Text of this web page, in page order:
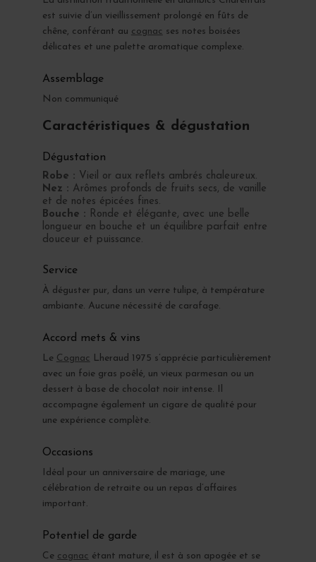
est suivie d’un vieillissement prolongé en fûts de
chêne, conférant au cognac ses notes boisées
délicates et une palette aromatique complexe.
Assemblage
Non communiqué
Caractéristiques & dégustation
Dégustation
Robe : Vieil or aux reflets ambrés chaleureux.
Nez : Arômes profonds de fruits secs, de vanille
et de notes épicées fines.
Bouche : Ronde et élégante, avec une belle
longueur en bouche et un équilibre parfait entre
douceur et puissance.
Service
À déguster pur, dans un verre tulipe, à température
ambiante. Aucune nécessité de carafage.
Accord mets & vins
Le Cognac Lheraud 1975 s’apprécie particulièrement
avec un foie gras poêlé, un vieux parmesan ou un
dessert à base de chocolat noir intense. Il
accompagne également un cigare de qualité pour
une expérience complète.
Occasions
Idéal pour un anniversaire de mariage, une
célébration de retraite ou un repas d’affaires
important.
Potentiel de garde
Ce cognac étant mature, il est à son apogée et se